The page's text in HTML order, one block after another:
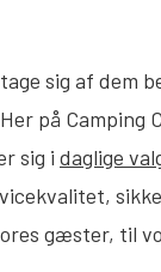
sig af dem
på Camping
sig i daglige
gæster, til